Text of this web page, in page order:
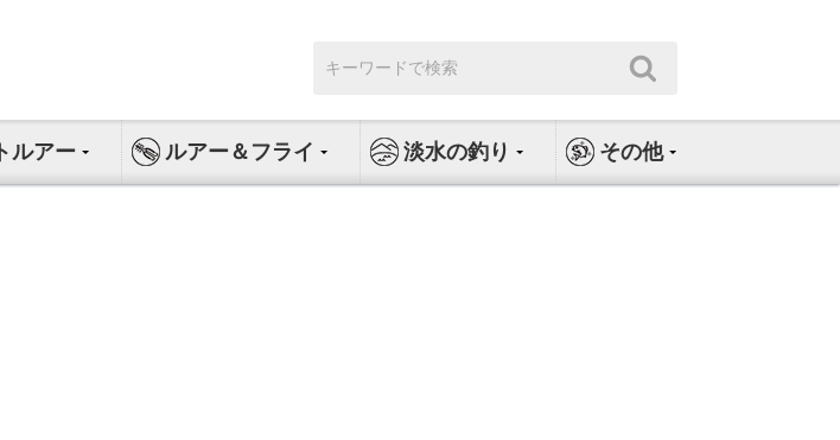
索:
ルアー ルアー＆フライ 淡水の釣り その他